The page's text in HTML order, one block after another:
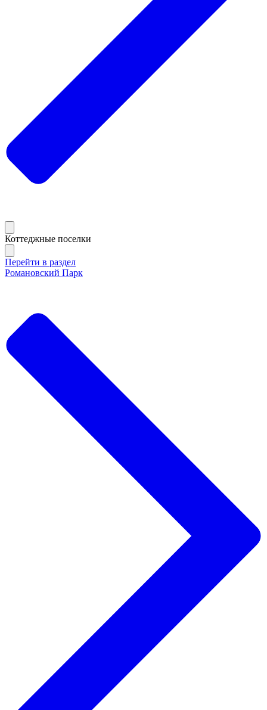
Коттеджные поселки
Перейти в раздел
Романовский Парк